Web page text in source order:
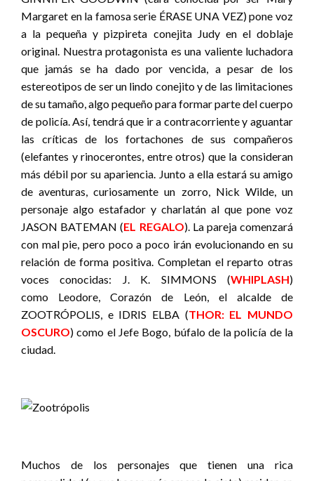
Margaret en la famosa serie ÉRASE UNA VEZ) pone voz
a la pequeña y pizpireta conejita Judy en el doblaje
original. Nuestra protagonista es una valiente luchadora
que jamás se ha dado por vencida, a pesar de los
estereotipos de ser un lindo conejito y de las limitaciones
de su tamaño, algo pequeño para formar parte del cuerpo
de policía. Así, tendrá que ir a contracorriente y aguantar
las críticas de los fortachones de sus compañeros
(elefantes y rinocerontes, entre otros) que la consideran
más débil por su apariencia. Junto a ella estará su amigo
de aventuras, curiosamente un zorro, Nick Wilde, un
personaje algo estafador y charlatán al que pone voz
JASON BATEMAN (EL REGALO). La pareja comenzará
con mal pie, pero poco a poco irán evolucionando en su
relación de forma positiva. Completan el reparto otras
voces conocidas: J. K. SIMMONS (WHIPLASH)
como Leodore, Corazón de León, el alcalde de
ZOOTRÓPOLIS, e IDRIS ELBA (THOR: EL MUNDO
OSCURO) como el Jefe Bogo, búfalo de la policía de la
ciudad.
Muchos de los personajes que tienen una rica